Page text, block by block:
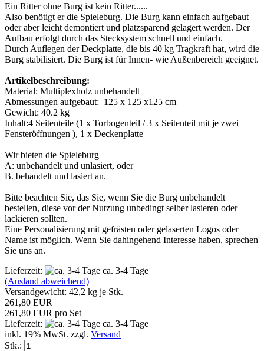
Ein Ritter ohne Burg ist kein Ritter......
Also benötigt er die Spieleburg. Die Burg kann einfach aufgebaut
oder aber leicht demontiert und platzsparend gelagert werden. Der
Aufbau erfolgt durch das Stecksystem schnell und einfach.
Durch Auflegen der Deckplatte, die bis 40 kg Tragkraft hat, wird die
Burg stabilisiert. Die Burg ist für Innen- wie Außenbereich geeignet.
Artikelbeschreibung:
Material: Multiplexholz unbehandelt
Abmessungen aufgebaut: 125 x 125 x125 cm
Gewicht: 40.2 kg
Inhalt:4 Seitenteile (1 x Torbogenteil / 3 x Seitenteil mit je zwei
Fensteröffnungen ), 1 x Deckenplatte
Wir bieten die Spieleburg
A: unbehandelt und unlasiert, oder
B. behandelt und lasiert an.
Bitte beachten Sie, das Sie, wenn Sie die Burg unbehandelt
bestellen, diese vor der Nutzung unbedingt selber lasieren oder
lackieren sollten.
Eine Personalisierung mit gefrästen oder gelaserten Logos oder
Name ist möglich. Wenn Sie dahingehend Interesse haben, sprechen
Sie uns an.
Lieferzeit:
ca. 3-4 Tage
(Ausland abweichend)
Versandgewicht: 42,2 kg je Stk.
261,80 EUR
261,80 EUR pro Set
Lieferzeit:
ca. 3-4 Tage
inkl. 19% MwSt. zzgl. Versand
Stk.: